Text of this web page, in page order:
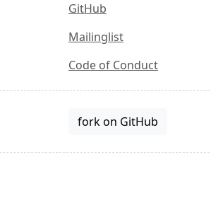
GitHub
Mailinglist
Code of Conduct
fork on GitHub